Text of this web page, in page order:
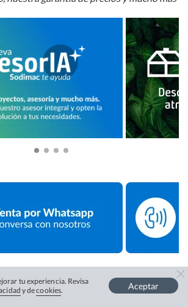
tu experiencia. Revisa
y decookies. Aceptar